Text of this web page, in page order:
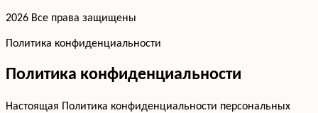
2026 Все права защищены
Политика конфиденциальности
Политика конфиденциальности
Настоящая Политика конфиденциальности персональных